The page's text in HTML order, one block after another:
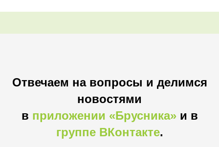
Отвечаем на вопросы и делимся
новостями
в приложении «Брусника» и в
группе ВКонтакте.